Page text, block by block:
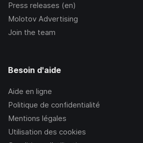
Press releases (en)
Molotov Advertising
Join the team
Besoin d'aide
Aide en ligne
Politique de confidentialité
Mentions légales
Utilisation des cookies